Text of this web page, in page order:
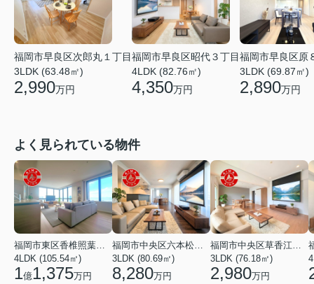
福岡市早良区次郎丸１丁目
3LDK (63.48㎡)
2,990万円
福岡市早良区昭代３丁目
4LDK (82.76㎡)
4,350万円
福岡市早良区原
3LDK (69.87㎡)
2,890万円
よく見られている物件
福岡市東区香椎照葉６丁目
4LDK (105.54㎡)
1億1,375万円
福岡市中央区六本松３丁目
3LDK (80.69㎡)
8,280万円
福岡市中央区草香江２丁目
3LDK (76.18㎡)
2,980万円